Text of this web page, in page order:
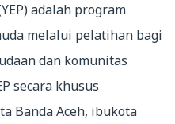
adalah program
melalui pelatihan bagi
dan komunitas
secara khusus
Banda Aceh, ibukota